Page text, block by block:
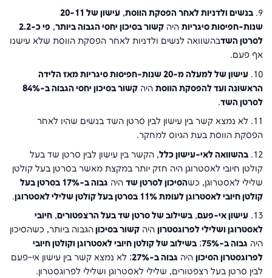
9. בנשים ולדניות לאחר הפסקת הווסת,
עישון של 20-11
שנות-חפיסות סיגריות היה קשור בסיכון יחסי הגבוה ביותר,
פי כ-2.2
לסרטן השדבהשוואה לנשים ולדניות לאחר הפסקת הווסת שלא עישנו
אף פעם.
10.
עישון של למעלה מ-20 שנות-חפיסות סיגריות מאז הלידה
הראשונה ועד להפסקת הווסת היה
קשור בסיכון יחסי הגבוה ב-84%
לסרטן השד.
11. לא נמצא קשר בין עישון לבין סרטן השד בנשים שהיו לאחר
הפסקת הווסת בעת הגיוס למחקר.
12.
בהשוואה לאי-עישון כלל, הקשר בין עישון לבין סרטן שד בעל
קולטן חיובי לאסטרוגן היה חזק יותר במקצת מאשר בסרטן בעל קולטן
שלילי לאסטרוגן, כשהסיכון לסרטן שד היה
גבוה ב-17% בסרטן בעל
קולטן חיובי לאסטרוגן לעומת 11% בסרטן בעל קולטן שלילי לאסטרוגן
.
13.
עישון אי-פעם, בשילוב של סרטן שד בעל הרצפטורים, חיובי
לאסטרוגן ושלילי לפרוגסטרון היה קשור בסיכוןהגבוה ביותר, כשהסיכון
היה גבוה ב-75% ; בשילוב של קולטן חיובי לאסטרוגן וקולטן חיובי
לפרוגסטרון הסיכון היה גבוה ב-27%
; לא נמצא קשר בין עישון אי-פעם
לבין סרטן בעל רצפטורים, שלילי לאסטרוגן ושלילי לפרוגסטרון.